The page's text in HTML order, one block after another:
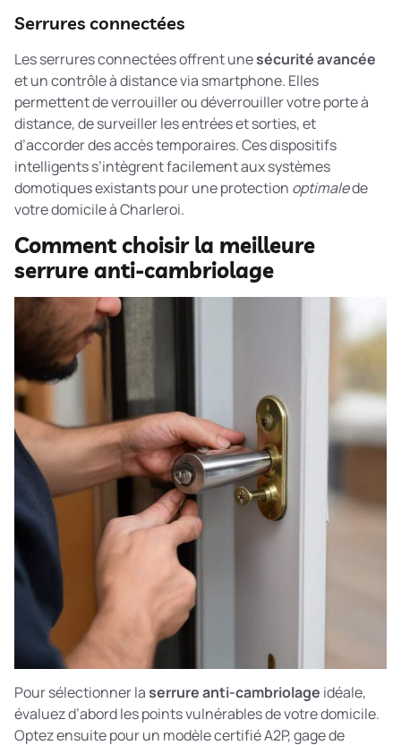
Serrures connectées
Les serrures connectées offrent unesécurité avancée
et un contrôle à distance via smartphone. Elles
permettent de verrouiller ou déverrouiller votre porte à
distance, de surveiller les entrées et sorties, et
d’accorder des accès temporaires. Ces dispositifs
intelligents s’intègrent facilement aux systèmes
domotiques existants pour une protection optimalede
votre domicile à Charleroi.
Comment choisir la meilleure
serrure anti-cambriolage
Pour sélectionner laserrure anti-cambriolage idéale,
évaluez d’abord les points vulnérables de votre domicile.
Optez ensuite pour un modèle certifié A2P, gage de